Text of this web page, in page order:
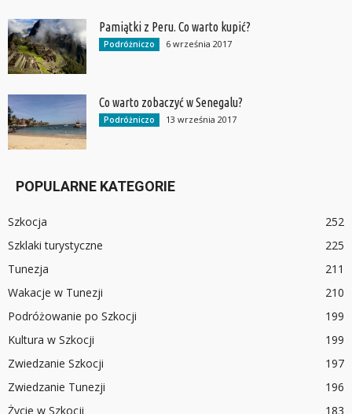
Pamiątki z Peru. Co warto kupić?
Podróżniczo 6 września 2017
Co warto zobaczyć w Senegalu?
Podróżniczo 13 września 2017
POPULARNE KATEGORIE
Szkocja
252
Szklaki turystyczne
225
Tunezja
211
Wakacje w Tunezji
210
Podróżowanie po Szkocji
199
Kultura w Szkocji
199
Zwiedzanie Szkocji
197
Zwiedzanie Tunezji
196
Życie w Szkocji
183